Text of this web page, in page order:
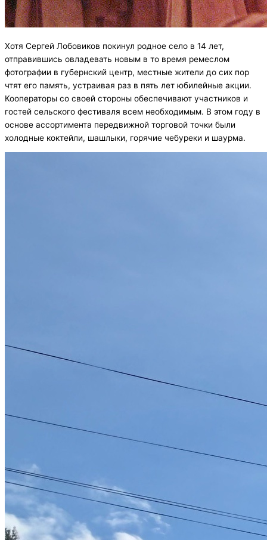
Хотя Сергей Лобовиков покинул родное село в 14 лет,
отправившись овладевать новым в то время ремеслом
фотографии в губернский центр, местные жители до сих пор
чтят его память, устраивая раз в пять лет юбилейные акции.
Кооператоры со своей стороны обеспечивают участников и
гостей сельского фестиваля всем необходимым. В этом году в
основе ассортимента передвижной торговой точки были
холодные коктейли, шашлыки, горячие чебуреки и шаурма.